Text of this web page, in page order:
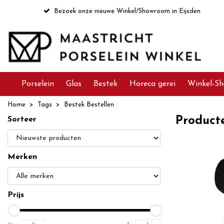
Bezoek onze nieuwe Winkel/Showroom in Eijsden
Porselein Glas Bestek Horeca gerei Winkel-
Home Tags Bestek Bestellen
Sorteer
Merken
Prijs